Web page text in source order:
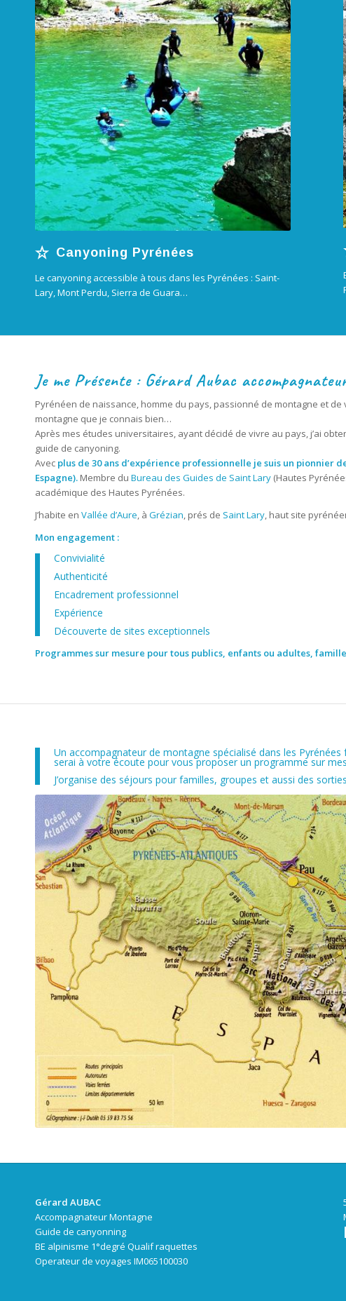
Canyoning Pyrénées
Le canyoning accessible à tous dans les Pyrénées : Saint-
Lary, Mont Perdu, Sierra de Guara…
Je me Présente : Gérard Aubac
Pyrénéen de naissance, homme du pays, passionné de montagne et
montagne que je connais bien…
Après mes études universitaires, ayant décidé de vivre au pays, j’ai
guide de canyoning.
Avec plus de 30 ans d’expérience professionnelle je suis un pionnier
Espagne). Membre du Bureau des Guides de Saint Lary (Hautes
académique des Hautes Pyrénées.
J’habite en Vallée d’Aure, à Grézian, prés de Saint Lary, haut site
Mon engagement :
Convivialité
Authenticité
Encadrement professionnel
Expérience
Découverte de sites exceptionnels
Programmes sur mesure pour tous publics, enfants ou adultes,
Un accompagnateur de montagne spécialisé dans les
serai à votre écoute pour vous proposer un programme sur
J’organise des séjours pour familles, groupes et aussi des
Gérard AUBAC
Accompagnateur Montagne
Guide de canyonning
BE alpinisme 1°degré Qualif raquettes
Operateur de voyages IM065100030